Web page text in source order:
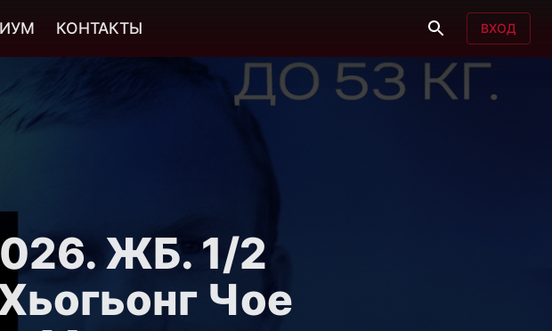
ЖБ. 1/2
Чое
КОНТАКТЫ ВХОД